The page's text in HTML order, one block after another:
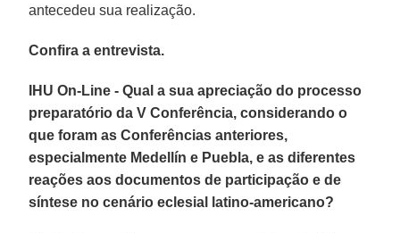
antecedeu sua realização.
Confira a entrevista.
IHU On-Line - Qual a sua apreciação do processo
preparatório da V Conferência, considerando o
que foram as Conferências anteriores,
especialmente Medellín e Puebla, e as diferentes
reações aos documentos de participação e de
síntese no cenário eclesial latino-americano?